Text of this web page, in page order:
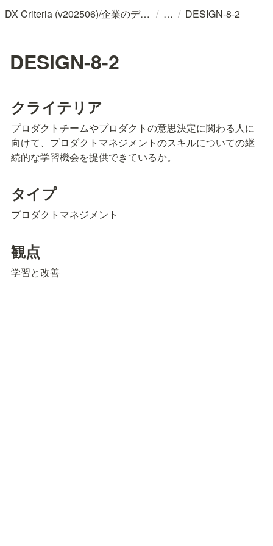
DX Criteria (v202506)/企業のデジタル化とソフトウェア活用のためのガイドライン / / DESIGN-8-2
DESIGN-8-2
クライテリア
プロダクトチームやプロダクトの意思決定に関わる人に
向けて、プロダクトマネジメントのスキルについての継
続的な学習機会を提供できているか。
タイプ
プロダクトマネジメント
観点
学習と改善